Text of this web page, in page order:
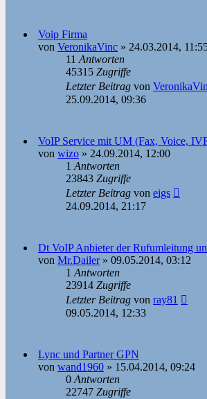
Voip Firma
von VeronikaVinc » 24.03.2014,
11Antworten
45315 Zugriffe
Letzter Beitrag von
25.09.2014, 09:36
VoIP Service mit UM (Fax, Voice,
von wizo » 24.09.2014, 12:00
1Antworten
23843 Zugriffe
Letzter Beitrag von eigs
24.09.2014, 21:17
Dt VoIP Anbieter der Rufumleitung
von Mr.Dailer» 09.05.2014, 03:12
1Antworten
23914 Zugriffe
Letzter Beitrag von ray81
09.05.2014, 12:33
Lync und Partner GPN
von wand1960 » 15.04.2014, 09:24
0Antworten
22747 Zugriffe